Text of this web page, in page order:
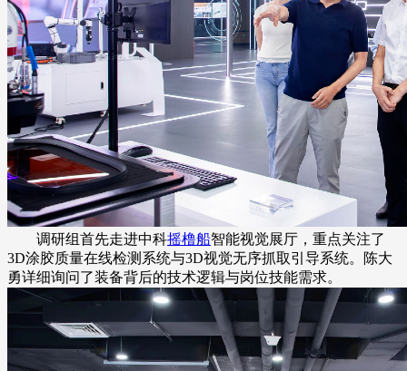
调研组首先走进中科摇橹船智能视觉展厅，重点关注了
3D涂胶质量在线检测系统与3D视觉无序抓取引导系统。陈大
勇详细询问了装备背后的技术逻辑与岗位技能需求。